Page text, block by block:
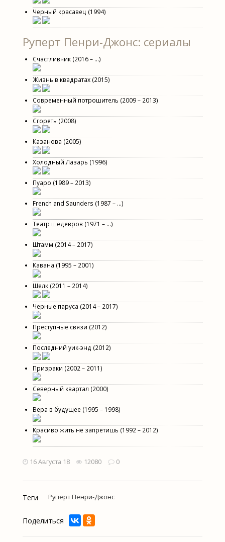
Черный красавец (1994)
Руперт Пенри-Джонс: сериалы
Счастливчик (2016 – ...)
Жизнь в квадратах (2015)
Современный потрошитель (2009 – 2013)
Сгореть (2008)
Казанова (2005)
Холодный Лазарь (1996)
Пуаро (1989 – 2013)
French and Saunders (1987 – ...)
Театр шедевров (1971 – ...)
Штамм (2014 – 2017)
Кавана (1995 – 2001)
Шелк (2011 – 2014)
Черные паруса (2014 – 2017)
Преступные связи (2012)
Последний уик-энд (2012)
Призраки (2002 – 2011)
Северный квартал (2000)
Вера в будущее (1995 – 1998)
Красиво жить не запретишь (1992 – 2012)
16 Августа 18 12080 0
Теги Руперт Пенри-Джонс
Поделиться